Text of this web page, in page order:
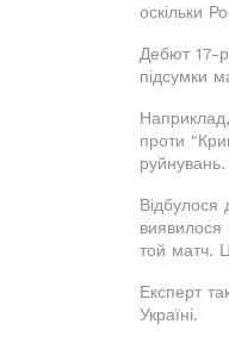
оскільки
Дебют 17-
підсумки
проти
руйнувань.
Відбулося
виявилося
той матч.
Експерт
Україні.